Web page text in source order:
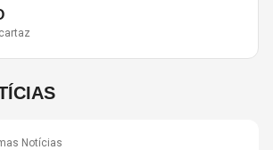
Notícias